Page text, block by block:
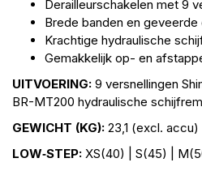
Derailleurschakelen met 9
Brede banden en geveerde
Krachtige hydraulische
Gemakkelijk op- en
UITVOERING: 9 versnellingen
BR-MT200 hydraulische
GEWICHT (KG): 23,1 (excl. accu)
LOW‑STEP: XS(40) | S(45) |